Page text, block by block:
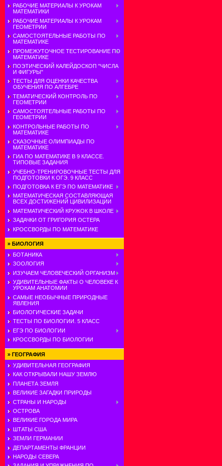
РАБОЧИЕ МАТЕРИАЛЫ К УРОКАМ
МАТЕМАТИКИ
РАБОЧИЕ МАТЕРИАЛЫ К УРОКАМ
ГЕОМЕТРИИ
САМОСТОЯТЕЛЬНЫЕ РАБОТЫ ПО
МАТЕМАТИКЕ
ПРОМЕЖУТОЧНОЕ ТЕСТИРОВАНИЕ ПО
МАТЕМАТИКЕ
ПОЭТИЧЕСКИЙ КАЛЕЙДОСКОП "ЧИСЛА
И ФИГУРЫ"
ТЕСТЫ ДЛЯ ОЦЕНКИ КАЧЕСТВА
ОБУЧЕНИЯ ПО АЛГЕБРЕ
ТЕМАТИЧЕСКИЙ КОНТРОЛЬ ПО
ГЕОМЕТРИИ
САМОСТОЯТЕЛЬНЫЕ РАБОТЫ ПО
ГЕОМЕТРИИ
КОНТРОЛЬНЫЕ РАБОТЫ ПО
МАТЕМАТИКЕ
СКАЗОЧНЫЕ ОЛИМПИАДЫ ПО
МАТЕМАТИКЕ
ГИА ПО МАТЕМАТИКЕ В 9 КЛАССЕ.
ТИПОВЫЕ ЗАДАНИЯ
УЧЕБНО-ТРЕНИРОВОЧНЫЕ ТЕСТЫ ДЛЯ
ПОДГОТОВКИ К ОГЭ. 9 КЛАСС
ПОДГОТОВКА К ЕГЭ ПО МАТЕМАТИКЕ
МАТЕМАТИЧЕСКАЯ СОСТАВЛЯЮЩАЯ
ВСЕХ ДОСТИЖЕНИЙ ЦИВИЛИЗАЦИИ
МАТЕМАТИЧЕСКИЙ КРУЖОК В ШКОЛЕ
ЗАДАЧКИ ОТ ГРИГОРИЯ ОСТЕРА
КРОССВОРДЫ ПО МАТЕМАТИКЕ
» БИОЛОГИЯ
БОТАНИКА
ЗООЛОГИЯ
ИЗУЧАЕМ ЧЕЛОВЕЧЕСКИЙ ОРГАНИЗМ
УДИВИТЕЛЬНЫЕ ФАКТЫ О ЧЕЛОВЕКЕ К
УРОКАМ АНАТОМИИ
САМЫЕ НЕОБЫЧНЫЕ ПРИРОДНЫЕ
ЯВЛЕНИЯ
БИОЛОГИЧЕСКИЕ ЗАДАЧИ
ТЕСТЫ ПО БИОЛОГИИ. 5 КЛАСС
ЕГЭ ПО БИОЛОГИИ
КРОССВОРДЫ ПО БИОЛОГИИ
» ГЕОГРАФИЯ
УДИВИТЕЛЬНАЯ ГЕОГРАФИЯ
КАК ОТКРЫВАЛИ НАШУ ЗЕМЛЮ
ПЛАНЕТА ЗЕМЛЯ
ВЕЛИКИЕ ЗАГАДКИ ПРИРОДЫ
СТРАНЫ И НАРОДЫ
ОСТРОВА
ВЕЛИКИЕ ГОРОДА МИРА
ШТАТЫ США
ЗЕМЛИ ГЕРМАНИИ
ДЕПАРТАМЕНТЫ ФРАНЦИИ
НАРОДЫ СЕВЕРА